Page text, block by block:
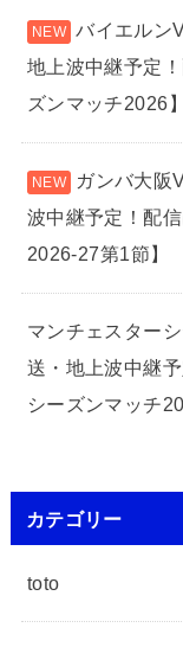
バイエルン
地上波中継予定
ズンマッチ2026】
ガンバ大阪
波中継予定！配
2026-27第1節】
マンチェスター
送・地上波中継
シーズンマッチ
カテゴリー
toto